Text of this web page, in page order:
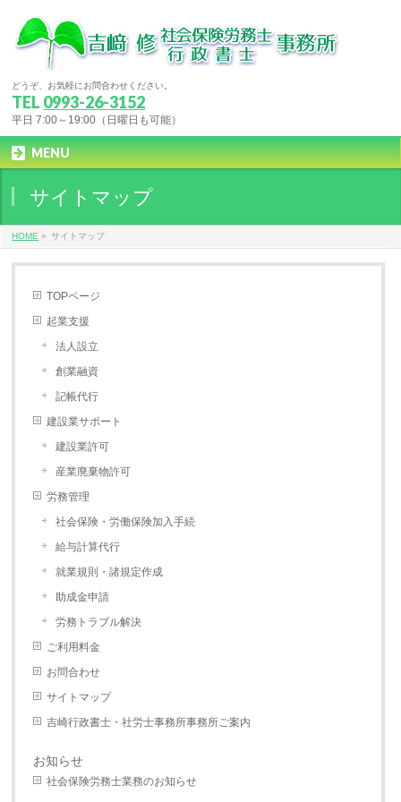
どうぞ、お気軽にお問合わせください。
TEL 0993-26-3152
平日 7:00～19:00（日曜日も可能）
MENU
サイトマップ
HOME » サイトマップ
TOPページ
起業支援
法人設立
創業融資
記帳代行
建設業サポート
建設業許可
産業廃棄物許可
労務管理
社会保険・労働保険加入手続
給与計算代行
就業規則・諸規定作成
助成金申請
労務トラブル解決
ご利用料金
お問合わせ
サイトマップ
吉崎行政書士・社労士事務所事務所ご案内
お知らせ
社会保険労務士業務のお知らせ